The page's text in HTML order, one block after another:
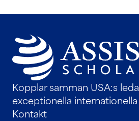
Kopplar samman USA:s
exceptionella
Kontakt